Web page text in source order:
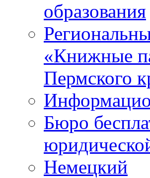
образования
«Книжные
Пермского
Бюро
Немецкий